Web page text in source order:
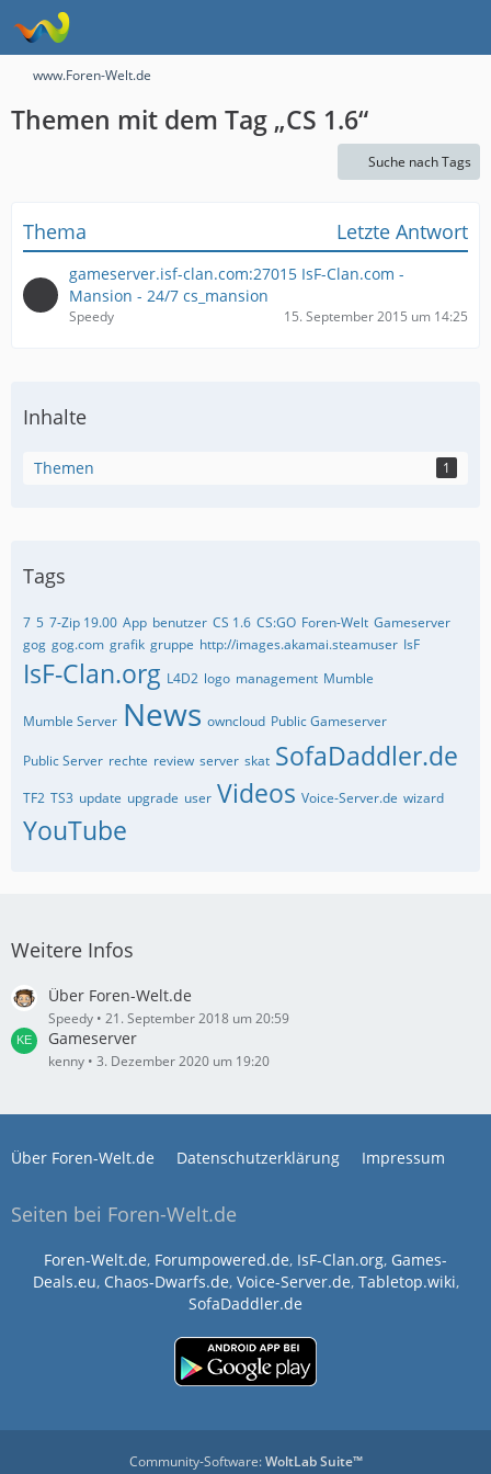
www.Foren-Welt.de
Themen mit dem Tag „CS 1.6“
Suche nach Tags
Thema Letzte Antwort
gameserver.isf-clan.com:27015 IsF-Clan.com -
Mansion - 24/7 cs_mansion
Speedy 15. September 2015 um 14:25
Inhalte
Themen 1
Tags
7 5 7-Zip 19.00 App benutzer CS 1.6 CS:GO Foren-Welt Gameserver
gog gog.com grafik gruppe http://images.akamai.steamuser IsF
IsF-Clan.org L4D2 logo management Mumble
Mumble Server News owncloud Public Gameserver
Public Server rechte review server skat SofaDaddler.de
TF2 TS3 update upgrade user Videos Voice-Server.de wizard
YouTube
Weitere Infos
Über Foren-Welt.de
Speedy 21. September 2018 um 20:59
Gameserver
kenny 3. Dezember 2020 um 19:20
Über Foren-Welt.de Datenschutzerklärung Impressum
Seiten bei Foren-Welt.de
Foren-Welt.de, Forumpowered.de, IsF-Clan.org, Games-
Deals.eu, Chaos-Dwarfs.de, Voice-Server.de, Tabletop.wiki,
SofaDaddler.de
Community-Software:WoltLab Suite™